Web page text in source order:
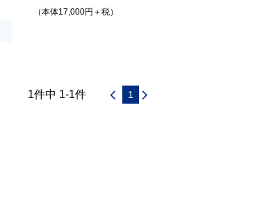
（本体17,000円＋税）
1件中 1-1件 1